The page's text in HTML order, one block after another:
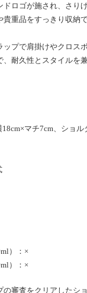
ロゴが施され、さり
貴重品をすっきり収納
プで肩掛けやクロスボ
耐久性とスタイルを
18cm×マチ7cm、ショ
）：×
）：×
審査をクリアしたシ